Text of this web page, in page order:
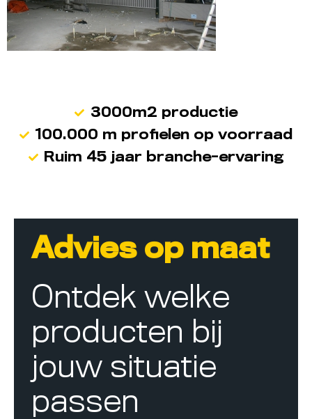
3000m2 productie
100.000 m profielen op voorraad
Ruim 45 jaar branche-ervaring
Advies op maat
Ontdek welke
producten bij
jouw situatie
passen